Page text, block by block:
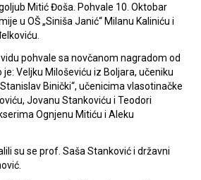
Mitić Đoša. Pohvale 10. Oktobar
u OŠ „Siniša Janić“ Milanu Kaliniću i
pohvale sa novčanom nagradom od
Veljku Miloševiću iz Boljara, učeniku
Binički“, učenicima vlasotinačke
Jovanu Stankoviću i Teodori
Ognjenu Mitiću i Aleku
su se prof. Saša Stanković i državni